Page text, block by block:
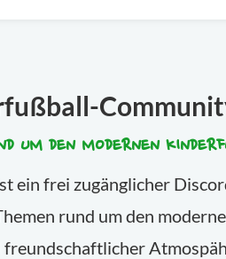
UM DEN MODERNEN
ein frei zugänglicher
rund um den